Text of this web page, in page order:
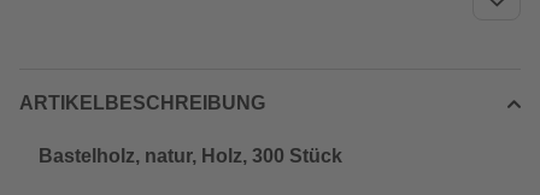
ARTIKELBESCHREIBUNG
Bastelholz, natur, Holz, 300 Stück